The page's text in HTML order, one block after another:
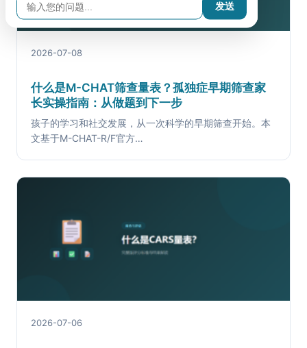
2026-07-08
什么是M-CHAT筛查量表？孤独症早期筛查家
长实操指南：从做题到下一步
孩子的学习和社交发展，从一次科学的早期筛查开始。本
文基于M-CHAT-R/F官方…
2026-07-06
发送